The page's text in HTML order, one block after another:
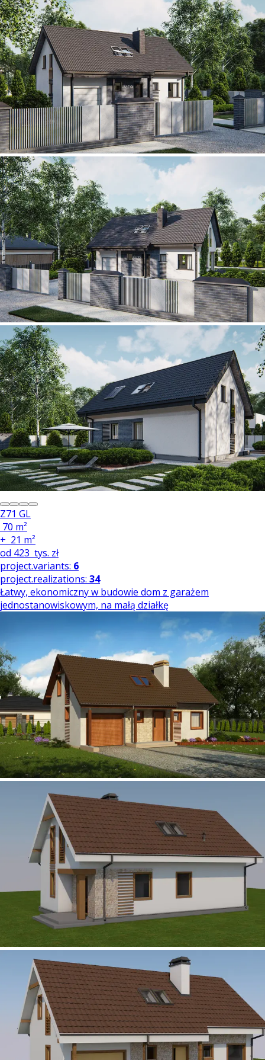
Z71 GL
70 m²
+ 21 m²
od 423 tys. zł
project.variants: 6
project.realizations: 34
Łatwy, ekonomiczny w budowie dom z garażem
jednostanowiskowym, na małą działkę